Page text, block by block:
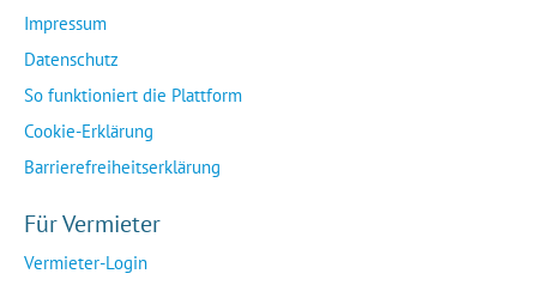
Impressum
Datenschutz
So funktioniert die Plattform
Cookie-Erklärung
Barrierefreiheitserklärung
Für Vermieter
Vermieter-Login